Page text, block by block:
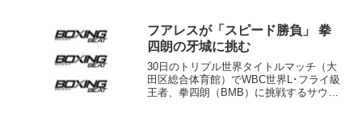
イルランド）と対戦することになった。
メイウェザー...
フアレスが「スピード勝負」 拳
四朗の牙城に挑む
30日のトリプル世界タイトルマッチ（大
田区総合体育館）でWBC世界L･フライ級
王者、拳四朗（BMB）に挑戦するサウ